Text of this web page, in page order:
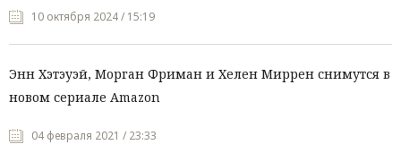
10 октября 2024 / 15:19
Энн Хэтэуэй, Морган Фриман и Хелен Миррен снимутся в
новом сериале Amazon
04 февраля 2021 / 23:33